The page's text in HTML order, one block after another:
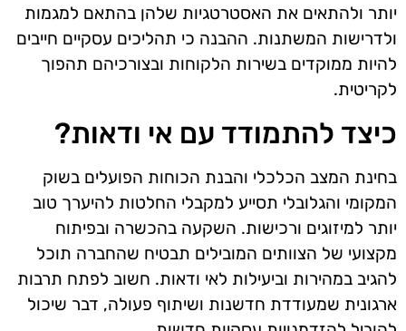
יותר ולהתאים את האסטרטגיות שלהן בהתאם למגמות
ולדרישות המשתנות. ההבנה כי תהליכים עסקיים חייבים
להיות ממוקדים בשירות הלקוחות ובצורכיהם תהפוך
לקריטית.
כיצד להתמודד עם אי ודאות?
בחינת המצב הכלכלי והבנת הכוחות הפועלים בשוק
המקומי והגלובלי תסייע למקבלי החלטות להיערך טוב
יותר למיזוגים ורכישות. השקעה בהכשרה ובפיתוח
מקצועי של הצוותים המובילים תבטיח שהחברה תוכל
להגיב במהירות וביעילות לאי ודאות. חשוב לפתח תרבות
ארגונית שמעודדת חדשנות ושיתוף פעולה, דבר שיכול